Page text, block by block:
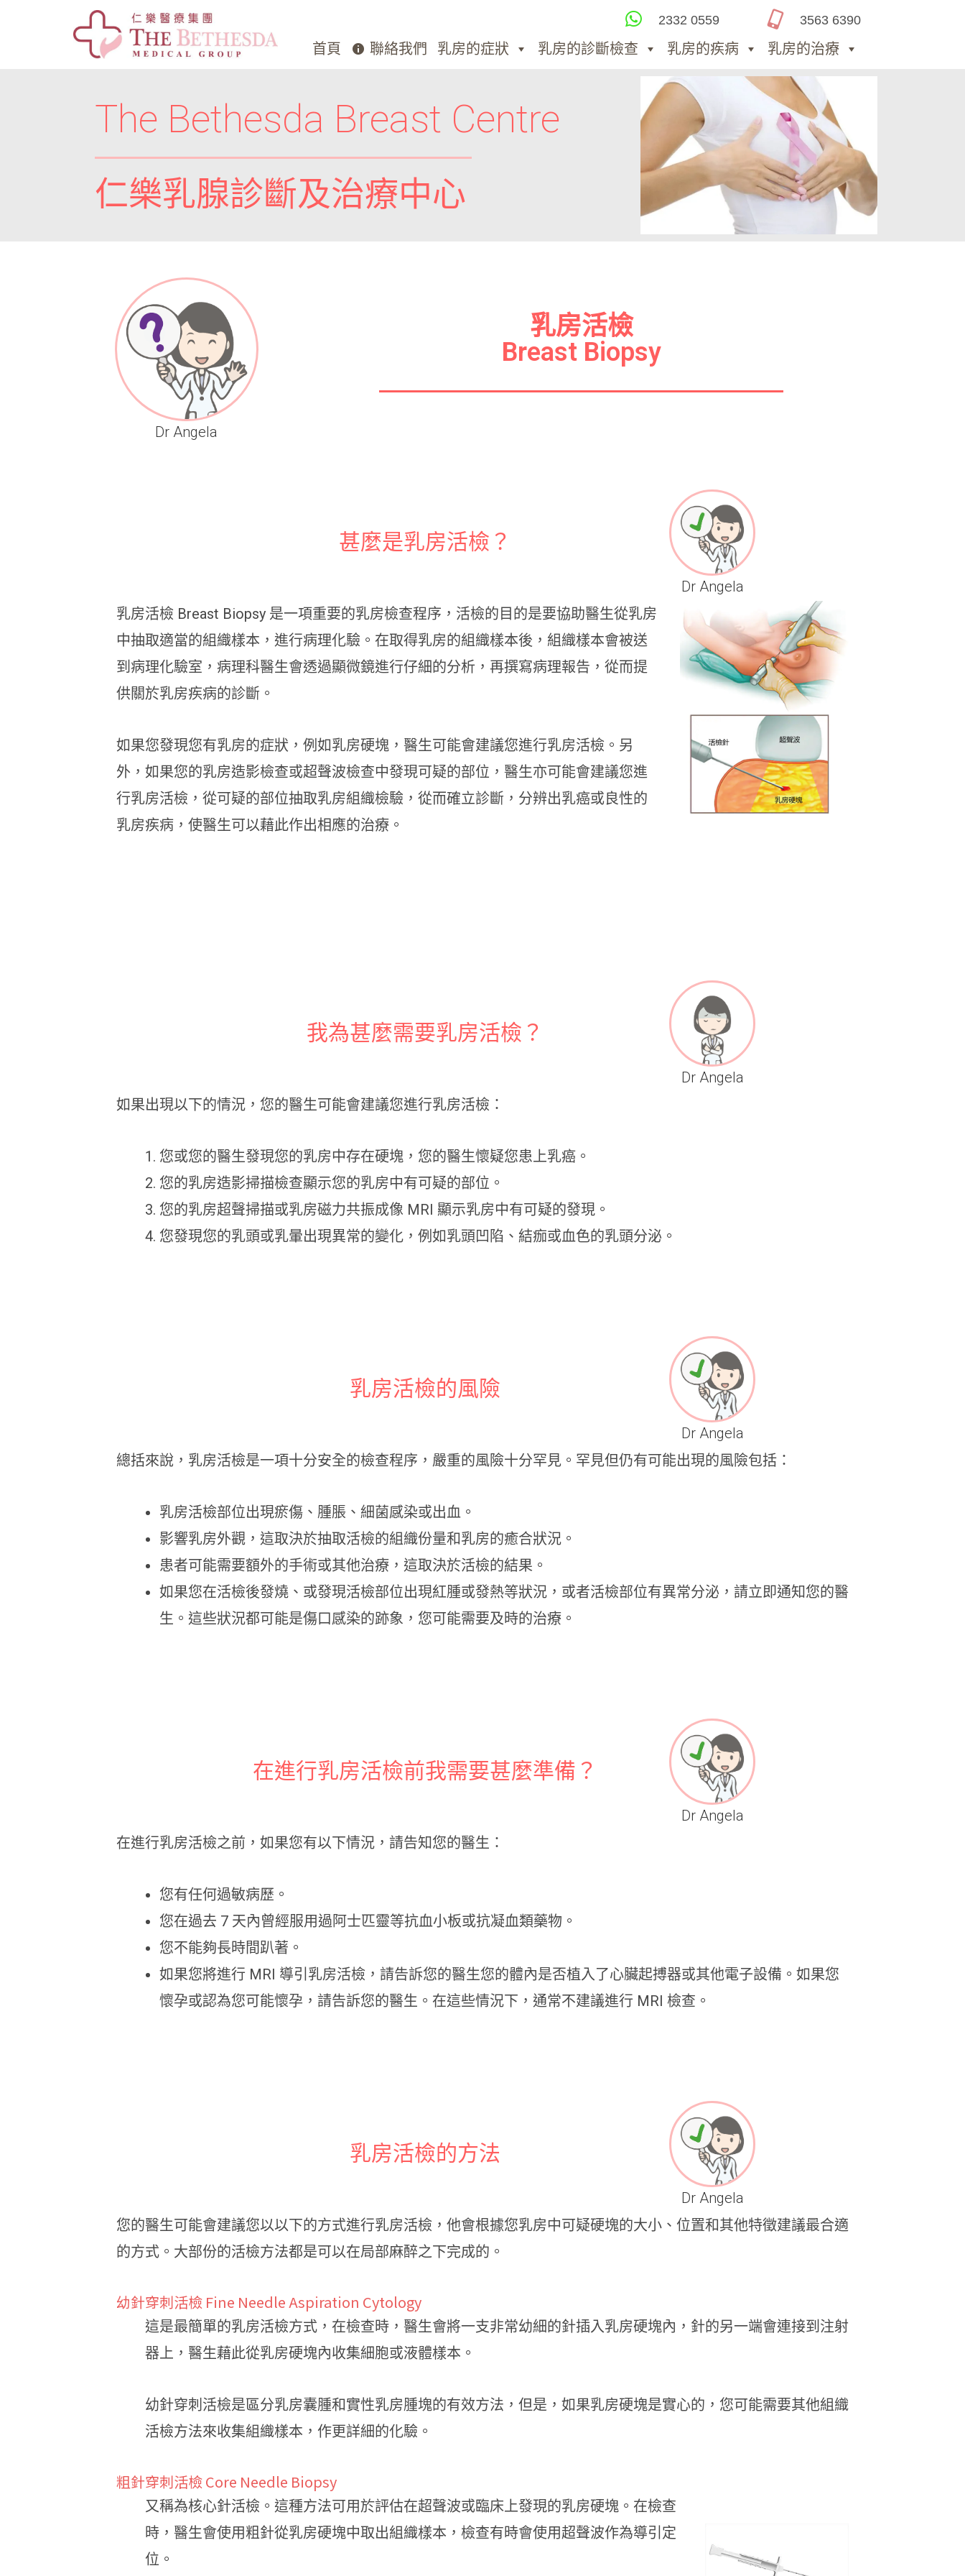
2332 0559 3563 6390
首頁 聯絡我們 乳房的症狀 乳房的診斷檢查 乳房的疾病 乳房的治療
The Bethesda Breast Centre
仁樂乳腺診斷及治療中心
Dr Angela
乳房活檢
Breast Biopsy
甚麼是乳房活檢？
Dr Angela
乳房活檢 Breast Biopsy 是一項重要的乳房檢查程序，活檢的目的是要協助醫生從乳房
中抽取適當的組織樣本，進行病理化驗。在取得乳房的組織樣本後，組織樣本會被送
到病理化驗室，病理科醫生會透過顯微鏡進行仔細的分析，再撰寫病理報告，從而提
供關於乳房疾病的診斷。
如果您發現您有乳房的症狀，例如乳房硬塊，醫生可能會建議您進行乳房活檢。另
外，如果您的乳房造影檢查或超聲波檢查中發現可疑的部位，醫生亦可能會建議您進
行乳房活檢，從可疑的部位抽取乳房組織檢驗，從而確立診斷，分辨出乳癌或良性的
乳房疾病，使醫生可以藉此作出相應的治療。
我為甚麼需要乳房活檢？
Dr Angela
如果出現以下的情況，您的醫生可能會建議您進行乳房活檢：
您或您的醫生發現您的乳房中存在硬塊，您的醫生懷疑您患上乳癌。
您的乳房造影掃描檢查顯示您的乳房中有可疑的部位。
您的乳房超聲掃描或乳房磁力共振成像 MRI 顯示乳房中有可疑的發現。
您發現您的乳頭或乳暈出現異常的變化，例如乳頭凹陷、結痂或血色的乳頭分泌。
乳房活檢的風險
Dr Angela
總括來說，乳房活檢是一項十分安全的檢查程序，嚴重的風險十分罕見。罕見但仍有可能出現的風險包括：
乳房活檢部位出現瘀傷、腫脹、細菌感染或出血。
影響乳房外觀，這取決於抽取活檢的組織份量和乳房的癒合狀況。
患者可能需要額外的手術或其他治療，這取決於活檢的結果。
如果您在活檢後發燒、或發現活檢部位出現紅腫或發熱等狀況，或者活檢部位有異常分泌，請立即通知您的醫
生。這些狀況都可能是傷口感染的跡象，您可能需要及時的治療。
在進行乳房活檢前我需要甚麼準備？
Dr Angela
在進行乳房活檢之前，如果您有以下情況，請告知您的醫生：
您有任何過敏病歷。
您在過去 7 天內曾經服用過阿士匹靈等抗血小板或抗凝血類藥物。
您不能夠長時間趴著。
如果您將進行 MRI 導引乳房活檢，請告訴您的醫生您的體內是否植入了心臟起搏器或其他電子設備。如果您
懷孕或認為您可能懷孕，請告訴您的醫生。在這些情況下，通常不建議進行 MRI 檢查。
乳房活檢的方法
Dr Angela
您的醫生可能會建議您以以下的方式進行乳房活檢，他會根據您乳房中可疑硬塊的大小、位置和其他特徵建議最合適
的方式。大部份的活檢方法都是可以在局部麻醉之下完成的。
幼針穿刺活檢 Fine Needle Aspiration Cytology
這是最簡單的乳房活檢方式，在檢查時，醫生會將一支非常幼細的針插入乳房硬塊內，針的另一端會連接到注射
器上，醫生藉此從乳房硬塊內收集細胞或液體樣本。
幼針穿刺活檢是區分乳房囊腫和實性乳房腫塊的有效方法，但是，如果乳房硬塊是實心的，您可能需要其他組織
活檢方法來收集組織樣本，作更詳細的化驗。
粗針穿刺活檢 Core Needle Biopsy
又稱為核心針活檢。這種方法可用於評估在超聲波或臨床上發現的乳房硬塊。在檢查
時，醫生會使用粗針從乳房硬塊中取出組織樣本，檢查有時會使用超聲波作為導引定
位。